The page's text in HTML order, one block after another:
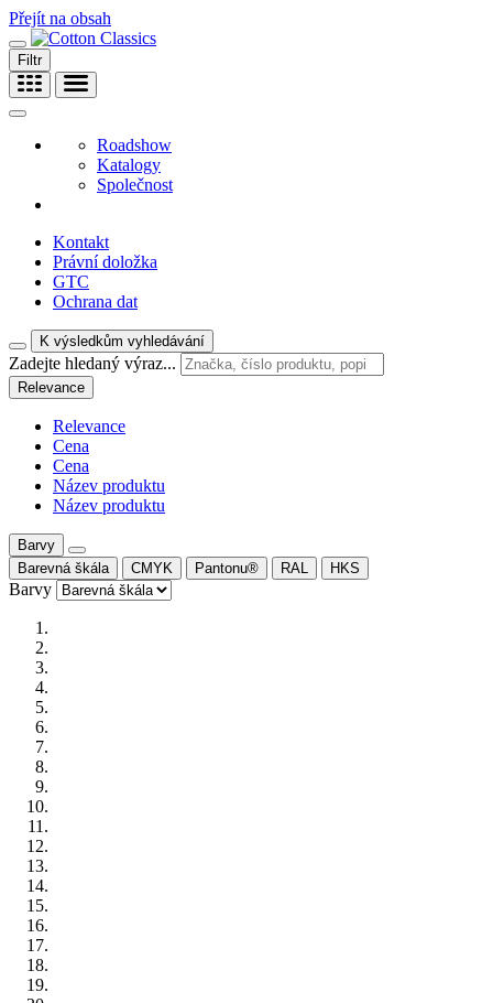
Přejít na obsah
Filtr
Roadshow
Katalogy
Společnost
Kontakt
Právní doložka
GTC
Ochrana dat
K výsledkům vyhledávání
Zadejte hledaný výraz...
Relevance
Relevance
Cena
Cena
Název produktu
Název produktu
Barvy
Barevná škála
CMYK Pantonu® RAL HKS
Barvy